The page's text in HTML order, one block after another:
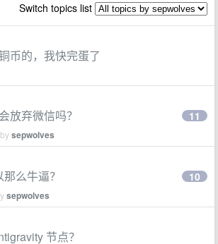
Switch topics list
币的，我快完蛋了
放弃微信吗？
sepwolves
11
么牛逼？
sepwolves
10
节点？